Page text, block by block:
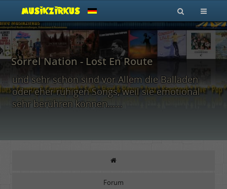
Sorrel Nation - Lost En Route
und sehr schön sind vor Allem die Balladen
oder eher ruhigen Songs, weil sie emotional
sehr berühren können......
Forum